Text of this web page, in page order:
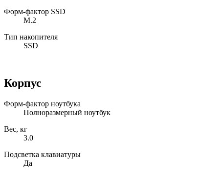
Форм-фактор SSD
M.2
Тип накопителя
SSD
Корпус
Форм-фактор ноутбука
Полноразмерный ноутбук
Вес, кг
3.0
Подсветка клавиатуры
Да